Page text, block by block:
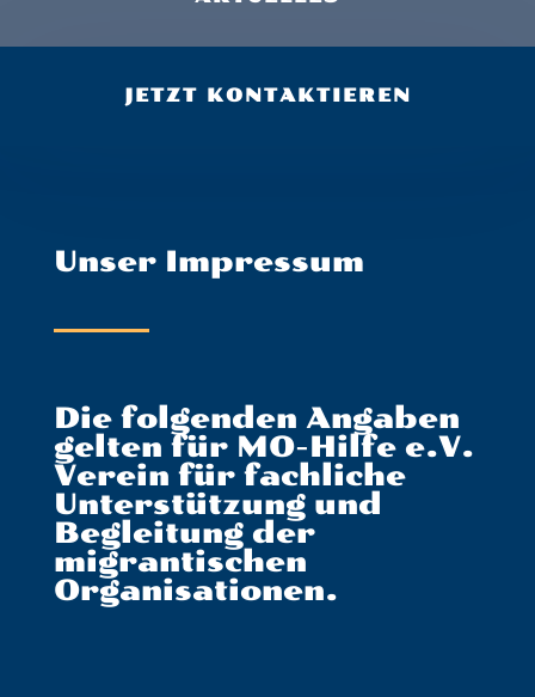
JETZT KONTAKTIEREN
Unser Impressum
Die folgenden Angaben
gelten für MO-Hilfe e.V.
Verein für fachliche
Unterstützung und
Begleitung der
migrantischen
Organisationen.